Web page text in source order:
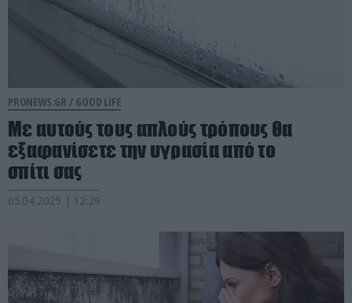
PRONEWS.GR / GOOD LIFE
Με αυτούς τους απλούς τρόπους θα
εξαφανίσετε την υγρασία από το
σπίτι σας
05.04.2025 | 12:29